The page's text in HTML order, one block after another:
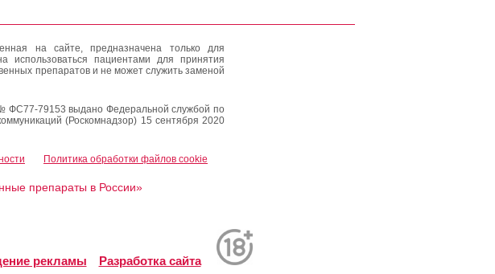
на сайте, предназначена только для
пациентами для принятия
препаратов и не может служить заменой
ФС77-79153 выдано Федеральной службой по
(Роскомнадзор) 15 сентября 2020
Политика обработки файлов cookie
препараты в России»
рекламы Разработка сайта